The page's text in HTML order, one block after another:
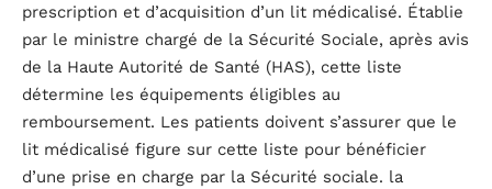
prescription et d’acquisition d’un lit médicalisé. Établie
par le ministre chargé de la Sécurité Sociale, après avis
de la Haute Autorité de Santé (HAS), cette liste
détermine les équipements éligibles au
remboursement. Les patients doivent s’assurer que le
lit médicalisé figure sur cette liste pour bénéficier
d’une prise en charge par la Sécurité sociale. la